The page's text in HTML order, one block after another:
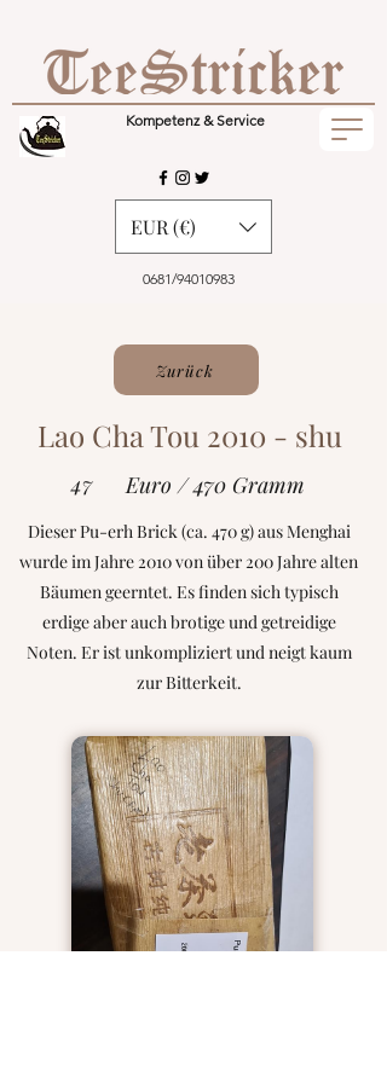
Kompetenz & Service
0681/94010983
EUR (€)
Zurück
Lao Cha Tou 2010 - shu
47 Euro / 470 Gramm
Dieser Pu-erh Brick (ca. 470 g) aus Menghai
wurde im Jahre 2010 von über 200 Jahre alten
Bäumen geerntet. Es finden sich typisch
erdige aber auch brotige und getreidige
Noten. Er ist unkompliziert und neigt kaum
zur Bitterkeit.